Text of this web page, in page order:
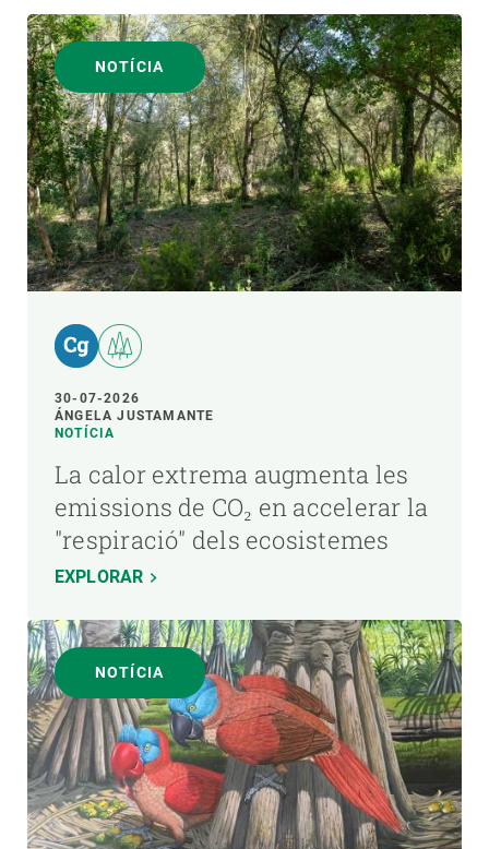
NOTÍCIA
30-07-2026
ÁNGELA JUSTAMANTE
NOTÍCIA
La calor extrema augmenta les
emissions de CO₂ en accelerar la
"respiració" dels ecosistemes
EXPLORAR
NOTÍCIA